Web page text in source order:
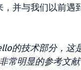
并与我们以前遇
的技术部分，这
常明显的参考文